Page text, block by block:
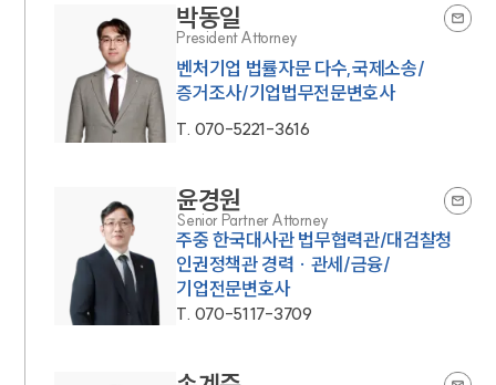
박동일
President Attorney
벤처기업 법률자문 다수,국제소송/
증거조사/기업법무전문변호사
T. 070-5221-3616
윤경원
Senior Partner Attorney
주중 한국대사관 법무협력관/대검찰청
인권정책관 경력 · 관세/금융/
기업전문변호사
T. 070-5117-3709